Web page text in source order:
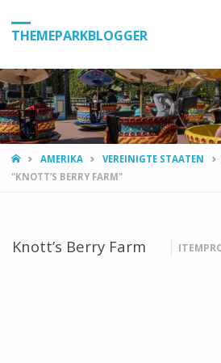
THEMEPARKBLOGGER
HOMEAMERIKA VEREINIGTE STAATEN
"KNOTT’S BERRY FARM"
Knott’s Berry Farm